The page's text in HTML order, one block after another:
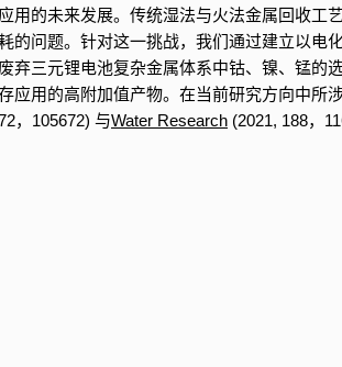
用的未来发展。传统湿法与火法金属回收工
的问题。针对这一挑战，我们通过建立以电
弃三元锂电池复杂金属体系中钴、镍、锰的
应用的高附加值产物。在当前研究方向中所
，105672) 与Water Research (2021, 188，